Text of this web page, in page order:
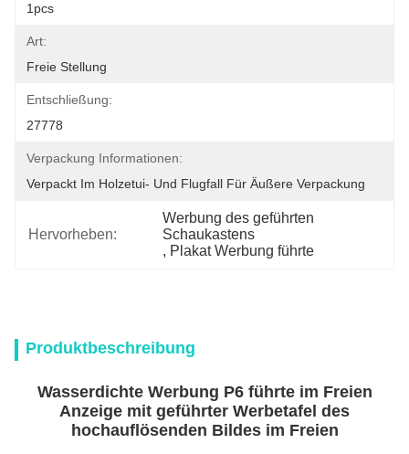
1pcs
Art:
Freie Stellung
Entschließung:
27778
Verpackung Informationen:
Verpackt Im Holzetui- Und Flugfall Für Äußere Verpackung
Hervorheben:
Werbung des geführten
Schaukastens
, Plakat Werbung führte
Produktbeschreibung
Wasserdichte Werbung P6 führte im Freien
Anzeige mit geführter Werbetafel des
hochauflösenden Bildes im Freien